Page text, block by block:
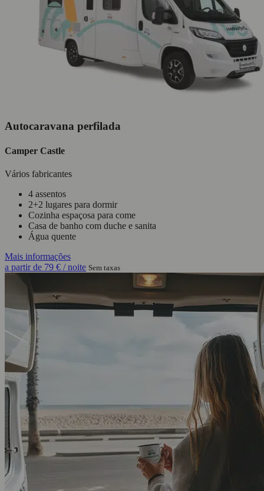
Autocaravana perfilada
Camper Castle
Vários fabricantes
4 assentos
2+2 lugares para dormir
Cozinha espaçosa para come
Casa de banho com duche e sanita
Água quente
Mais informações
a partir de 79 € / noite Sem taxas